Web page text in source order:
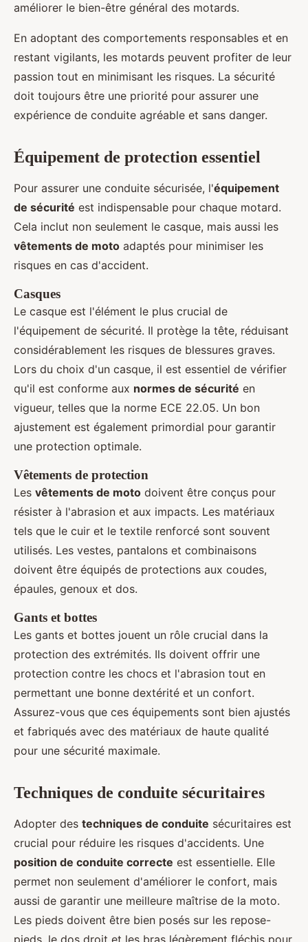
améliorer le bien-être général des motards.
En adoptant des comportements responsables et en
restant vigilants, les motards peuvent profiter de leur
passion tout en minimisant les risques. La sécurité
doit toujours être une priorité pour assurer une
expérience de conduite agréable et sans danger.
Équipement de protection essentiel
Pour assurer une conduite sécurisée, l'équipement
de sécurité est indispensable pour chaque motard.
Cela inclut non seulement le casque, mais aussi les
vêtements de moto adaptés pour minimiser les
risques en cas d'accident.
Casques
Le casque est l'élément le plus crucial de
l'équipement de sécurité. Il protège la tête, réduisant
considérablement les risques de blessures graves.
Lors du choix d'un casque, il est essentiel de vérifier
qu'il est conforme aux normes de sécurité en
vigueur, telles que la norme ECE 22.05. Un bon
ajustement est également primordial pour garantir
une protection optimale.
Vêtements de protection
Les vêtements de moto doivent être conçus pour
résister à l'abrasion et aux impacts. Les matériaux
tels que le cuir et le textile renforcé sont souvent
utilisés. Les vestes, pantalons et combinaisons
doivent être équipés de protections aux coudes,
épaules, genoux et dos.
Gants et bottes
Les gants et bottes jouent un rôle crucial dans la
protection des extrémités. Ils doivent offrir une
protection contre les chocs et l'abrasion tout en
permettant une bonne dextérité et un confort.
Assurez-vous que ces équipements sont bien ajustés
et fabriqués avec des matériaux de haute qualité
pour une sécurité maximale.
Techniques de conduite sécuritaires
Adopter des techniques de conduite sécuritaires est
crucial pour réduire les risques d'accidents. Une
position de conduite correcte est essentielle. Elle
permet non seulement d'améliorer le confort, mais
aussi de garantir une meilleure maîtrise de la moto.
Les pieds doivent être bien posés sur les repose-